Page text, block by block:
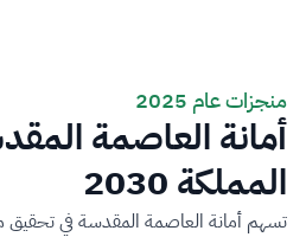
منجزات عام 2025
أمانة العاصمة
المملكة 2030
تسهم أمانة العاصمة المقدسة في تحقيق